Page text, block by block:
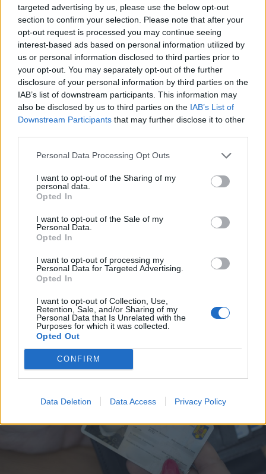
targeted advertising by us, please use the below opt-out
section to confirm your selection. Please note that after your
opt-out request is processed you may continue seeing
interest-based ads based on personal information utilized by
us or personal information disclosed to third parties prior to
your opt-out. You may separately opt-out of the further
disclosure of your personal information by third parties on the
IAB’s list of downstream participants. This information may
also be disclosed by us to third parties on the IAB’s List of
Downstream Participants that may further disclose it to other
Personal Data Processing Opt Outs
I want to opt-out of the Sharing of my
personal data.
Opted In
I want to opt-out of the Sale of my
Personal Data.
Opted In
I want to opt-out of processing my
Personal Data for Targeted Advertising.
Opted In
I want to opt-out of Collection, Use,
Retention, Sale, and/or Sharing of my
Personal Data that Is Unrelated with the
Purposes for which it was collected.
Opted Out
CONFIRM
Data Deletion Data Access Privacy Policy
2026. augusztus 07., péntek
Nem csak a medvék, a szemetelők
ellen is védekezik
Gyergyószentmiklós